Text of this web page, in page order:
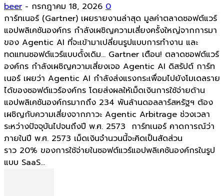
beer - กรกฎาคม 18, 2026 0
การ์ทเนอร์ (Gartner) เผยรายงานล่าสุด มูลค่าตลาดซอฟต์แวร์
แอปพลิเคชันองค์กร กำลังเผชิญความเสี่ยงครั้งใหญ่จากการมา
ของ Agentic AI ที่จะเข้ามาเปลี่ยนรูปแบบการทำงาน และ
ทดแทนซอฟต์แวร์แบบดั้งเดิม... Gartner เตือน! ตลาดซอฟต์แวร์
องค์กร กำลังเผชิญความเสี่ยงเจอ Agentic AI ดิสรัปต์ การ์ท
เนอร์ เผยว่า Agentic AI กำลังส่งแรงกระเพื่อมไปยังโมเดลราย
ได้ของซอฟต์แวร์องค์กร โดยส่งผลให้เม็ดเงินการใช้จ่ายด้าน
แอปพลิเคชันองค์กรมากถึง 234 พันล้านดอลลาร์สหรัฐฯ ต้อง
เผชิญกับความเสี่ยงจากภาวะ Agentic Arbitrage ช่วงเวลา
ระหว่างปัจจุบันไปจนถึงปี พ.ศ. 2573 การ์ทเนอร์ คาดการณ์ว่า
ภายในปี พ.ศ. 2573 เม็ดเงินจำนวนนี้จะคิดเป็นสัดส่วน
ราว 20% ของการใช้จ่ายในซอฟต์แวร์แอปพลิเคชันองค์กรในรูป
แบบ SaaS...